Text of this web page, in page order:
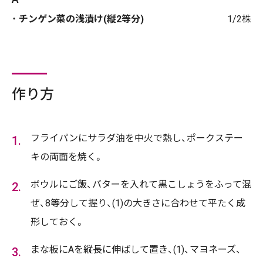
チンゲン菜の浅漬け(縦2等分) 1/2株
作り方
フライパンにサラダ油を中火で熱し、ポークステー
キの両面を焼く。
ボウルにご飯、バターを入れて黒こしょうをふって混
ぜ、8等分して握り、(1)の大きさに合わせて平たく成
形しておく。
まな板にAを縦長に伸ばして置き、(1)、マヨネーズ、